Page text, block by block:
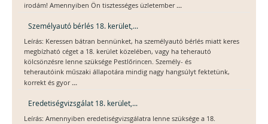
irodám! Amennyiben Ön tisztességes üzletember...
Személyautó bérlés 18. kerület,...
Leírás: Keressen bátran bennünket, ha személyautó bérlés miatt keres
megbízható céget a 18. kerület közelében, vagy ha teherautó
kölcsönzésre lenne szüksége Pestlőrincen. Személy- és
teherautóink műszaki állapotára mindig nagy hangsúlyt fektetünk,
korrekt és gyor...
Eredetiségvizsgálat 18. kerület,...
Leírás: Amennyiben eredetiségvizsgálatra lenne szüksége a 18.